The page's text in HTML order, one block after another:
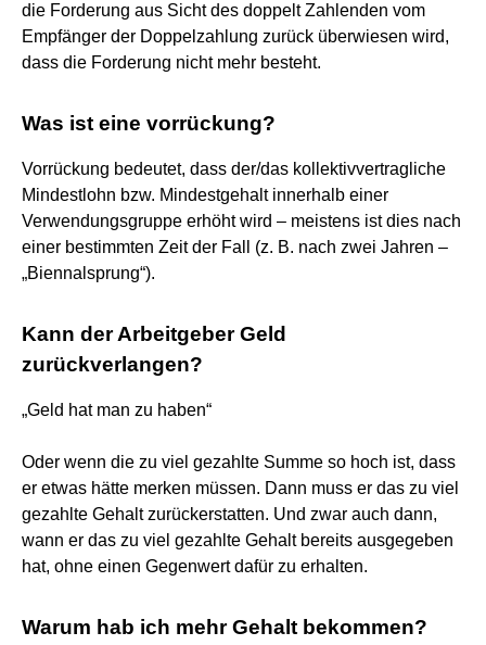
die Forderung aus Sicht des doppelt Zahlenden vom
Empfänger der Doppelzahlung zurück überwiesen wird,
dass die Forderung nicht mehr besteht.
Was ist eine vorrückung?
Vorrückung bedeutet, dass der/das kollektivvertragliche
Mindestlohn bzw. Mindestgehalt innerhalb einer
Verwendungsgruppe erhöht wird – meistens ist dies nach
einer bestimmten Zeit der Fall (z. B. nach zwei Jahren –
„Biennalsprung“).
Kann der Arbeitgeber Geld
zurückverlangen?
„Geld hat man zu haben“
Oder wenn die zu viel gezahlte Summe so hoch ist, dass
er etwas hätte merken müssen. Dann muss er das zu viel
gezahlte Gehalt zurückerstatten. Und zwar auch dann,
wann er das zu viel gezahlte Gehalt bereits ausgegeben
hat, ohne einen Gegenwert dafür zu erhalten.
Warum hab ich mehr Gehalt bekommen?